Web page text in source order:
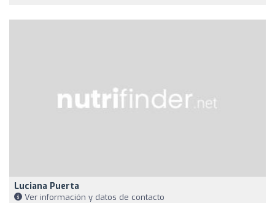
Luciana Puerta
Ver información y datos de contacto